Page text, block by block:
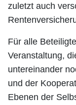
zuletzt auch
Für alle
Veranstaltung,
untereinander
und der
Ebenen der